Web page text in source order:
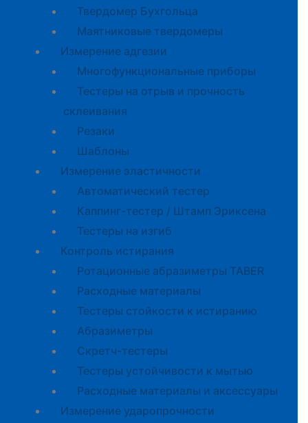
Твердомер Бухгольца
Маятниковые твердомеры
Измерение адгезии
Многофункциональные приборы
Тестеры на отрыв и прочность
склеивания
Резаки
Шаблоны
Измерение эластичности
Автоматический тестер
Каппинг-тестер / Штамп Эриксена
Тестеры на изгиб
Контроль истирания
Ротационные абразиметры TABER
Расходные материалы
Тестеры стойкости к истиранию
Абразиметры
Скретч-тестеры
Тестеры устойчивости к мытью
Расходные материалы и аксессуары
Измерение ударопрочности